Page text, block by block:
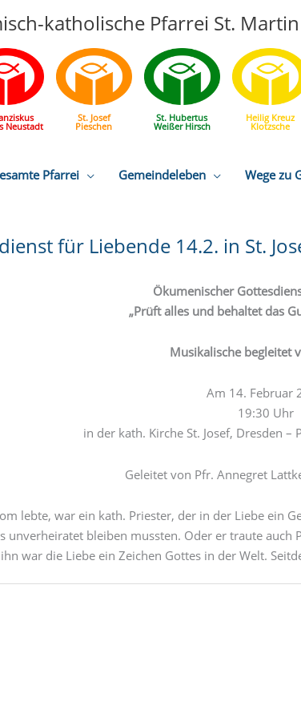
katholische Pfarrei St.
Neustadt
St. Josef
Pieschen
St. Hubertus
Weißer Hirsch
Heilig Kreuz
Klotzsche
Pfarrei Gemeindeleben Wege zu
für Liebende 14.2. in St.
Ökumenischer
„Prüft alles und behaltet das
Musikalische begleitet
Am 14. Februar
19:30 Uhr
in der kath. Kirche St. Josef, Dresden –
Geleitet von Pfr. Annegret
lebte, war ein kath. Priester, der in der Liebe ein
unverheiratet bleiben mussten. Oder er traute
war die Liebe ein Zeichen Gottes in der Welt.